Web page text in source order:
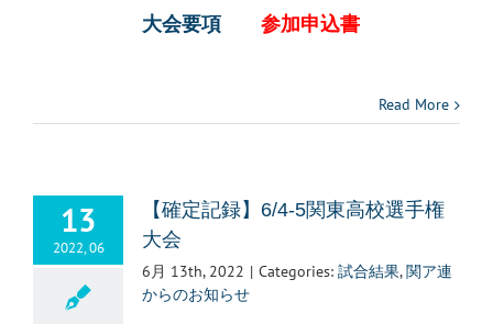
大会要項 参加申込書
Read More
13
2022, 06
【確定記録】6/4-5関東高校選手権
大会
6月 13th, 2022 | Categories: 試合結果,関ア連
からのお知らせ